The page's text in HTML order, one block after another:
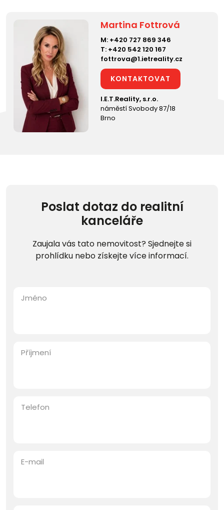
Martina Fottrová
M: +420 727 869 346
T: +420 542 120 167
fottrova@1.ietreality.cz
KONTAKTOVAT
I.E.T.Reality, s.r.o.
náměstí Svobody 87/18
Brno
Poslat dotaz do realitní
kanceláře
Zaujala vás tato nemovitost? Sjednejte si
prohlídku nebo získejte více informací.
Jméno
Příjmení
Telefon
E-mail